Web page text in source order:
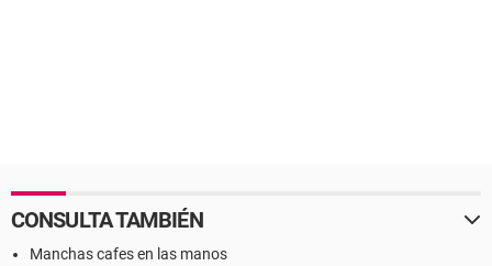
CONSULTA TAMBIÉN
Manchas cafes en las manos